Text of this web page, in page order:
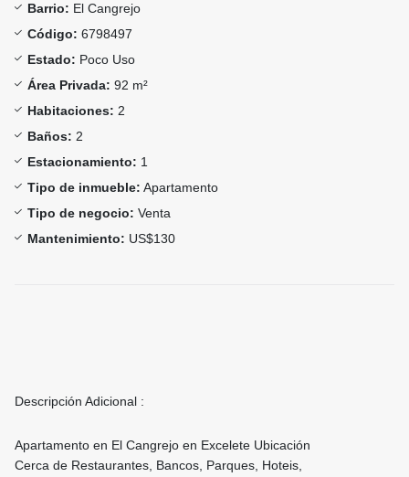
Barrio: El Cangrejo
Código: 6798497
Estado: Poco Uso
Área Privada: 92 m²
Habitaciones: 2
Baños: 2
Estacionamiento: 1
Tipo de inmueble: Apartamento
Tipo de negocio: Venta
Mantenimiento: US$130
Descripción Adicional :
Apartamento en El Cangrejo en Excelete Ubicación
Cerca de Restaurantes, Bancos, Parques, Hoteis,